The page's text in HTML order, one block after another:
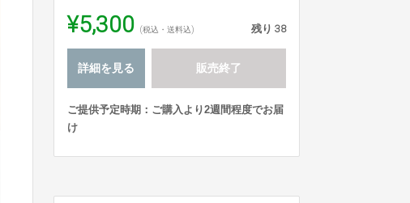
¥5,300 (税込・送料込) 残り 38
詳細を見る 販売終了
ご提供予定時期：ご購入より2週間程度でお届
け